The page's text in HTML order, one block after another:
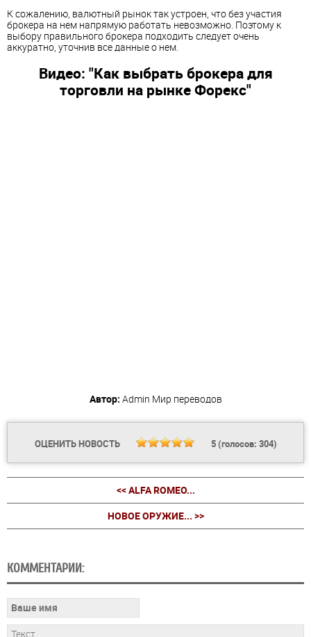
К сожалению, валютный рынок так устроен, что без участия
брокера на нем напрямую работать невозможно. Поэтому к
выбору правильного брокера подходить следует очень
аккуратно, уточнив все данные о нем.
Видео: "Как выбрать брокера для
торговли на рынке Форекс"
Автор: Admin Мир переводов
ОЦЕНИТЬ НОВОСТЬ 5(голосов: 304)
<< ALFA ROMEO...
НОВОЕ ОРУЖИЕ... >>
КОММЕНТАРИИ: